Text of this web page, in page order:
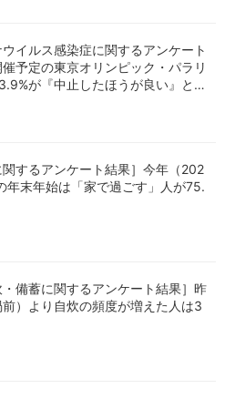
ウイルス感染症に関するアンケート
予定の東京オリンピック・パラリ
が『中止したほうが良い』と回
関するアンケート結果］今年（202
年末年始は「家で過ごす」人が75.
・備蓄に関するアンケート結果］昨
）より自炊の頻度が増えた人は3